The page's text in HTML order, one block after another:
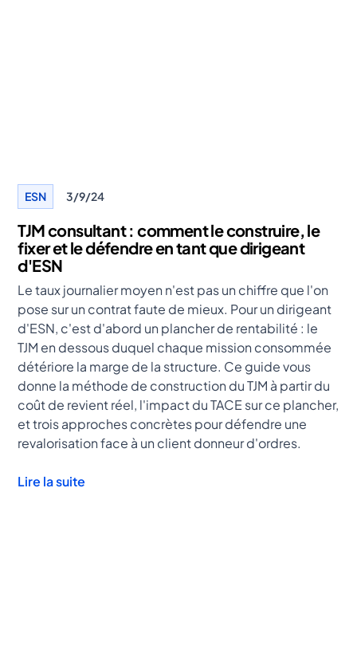
ESN 3/9/24
TJM consultant : comment le construire, le
fixer et le défendre en tant que dirigeant
d'ESN
Le taux journalier moyen n'est pas un chiffre que l'on
pose sur un contrat faute de mieux. Pour un dirigeant
d'ESN, c'est d'abord un plancher de rentabilité : le
TJM en dessous duquel chaque mission consommée
détériore la marge de la structure. Ce guide vous
donne la méthode de construction du TJM à partir du
coût de revient réel, l'impact du TACE sur ce plancher,
et trois approches concrètes pour défendre une
revalorisation face à un client donneur d'ordres.
Lire la suite